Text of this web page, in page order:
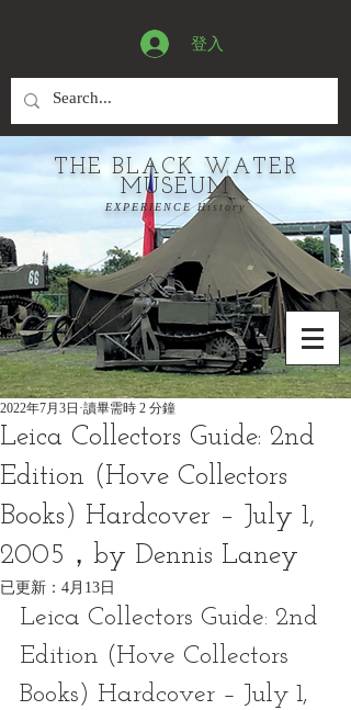
登入
THE BLACK WATER
MUSEUM
EXPERIENCE History
Leica Collectors Guide: 2nd
Edition (Hove Collectors
Books) Hardcover – July 1,
2005，by Dennis Laney
2022年7月3日 讀畢需時 2 分鐘
已更新： 4月13日
Leica Collectors Guide: 2nd
Edition (Hove Collectors
Books) Hardcover – July 1,